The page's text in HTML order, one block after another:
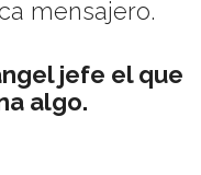
mensajero.
jefe el que
algo.